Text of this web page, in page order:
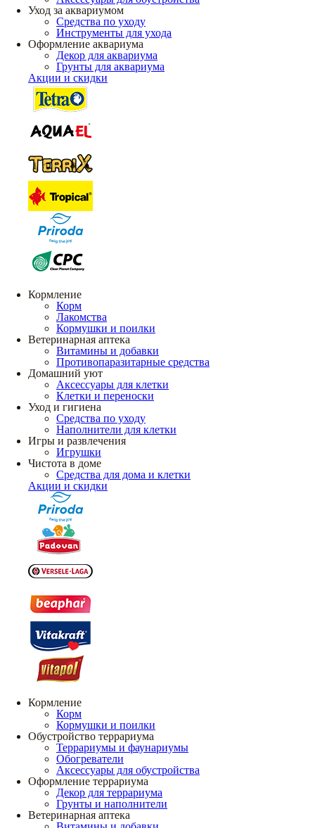
Уход за аквариумом
Средства по уходу
Инструменты для ухода
Оформление аквариума
Декор для аквариума
Грунты для аквариума
Акции и скидки
Кормление
Корм
Лакомства
Кормушки и поилки
Ветеринарная аптека
Витамины и добавки
Противопаразитарные средства
Домашний уют
Аксессуары для клетки
Клетки и переноски
Уход и гигиена
Средства по уходу
Наполнители для клетки
Игры и развлечения
Игрушки
Чистота в доме
Средства для дома и клетки
Акции и скидки
Кормление
Корм
Кормушки и поилки
Обустройство террариума
Террариумы и фаунариумы
Обогреватели
Аксессуары для обустройства
Оформление террариума
Декор для террариума
Грунты и наполнители
Ветеринарная аптека